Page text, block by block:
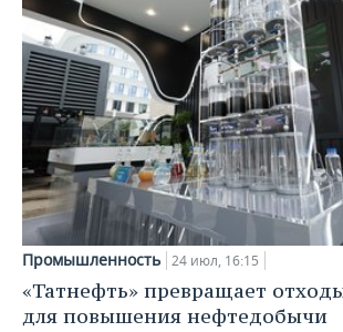
Промышленность 24 июл, 16:15
«Татнефть» превращает
для повышения нефтедобычи